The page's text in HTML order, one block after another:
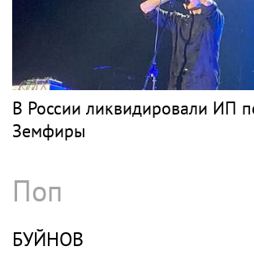
В России ликвидировали ИП
Земфиры
Поп
БУЙНОВ